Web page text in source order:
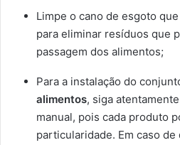
Limpe o cano de esgoto
para eliminar resíduos que
passagem dos alimentos;
Para a instalação do
alimentos, siga
manual, pois cada produto
particularidade. Em caso